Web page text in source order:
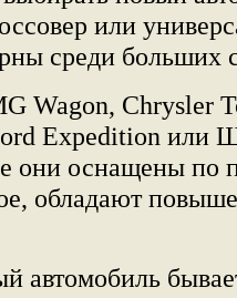
или
среди больших
Wagon, Chrysler
Expedition или
они оснащены по
обладают
автомобиль